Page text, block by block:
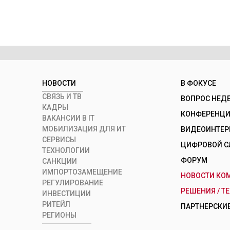
НОВОСТИ
СВЯЗЬ И ТВ
КАДРЫ
ВАКАНСИИ В IT
МОБИЛИЗАЦИЯ ДЛЯ ИТ
СЕРВИСЫ
ТЕХНОЛОГИИ
САНКЦИИ
ИМПОРТОЗАМЕЩЕНИЕ
РЕГУЛИРОВАНИЕ
ИНВЕСТИЦИИ
РИТЕЙЛ
РЕГИОНЫ
В ФОКУСЕ
ВОПРОС
ЦИФРОВОЙ
ФОРУМ
НОВОСТИ
РЕШЕНИЯ /